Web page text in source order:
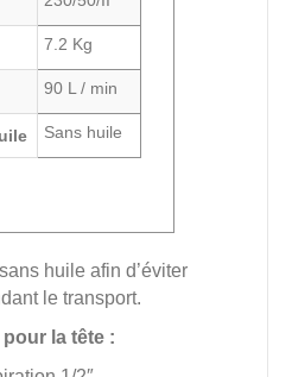
7.2 Kg
90 L / min
Sans huile
huile afin d’éviter
le transport.
la tête :